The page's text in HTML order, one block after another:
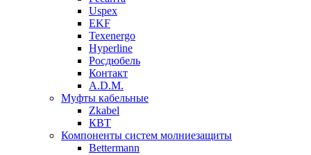
Uspex
EKF
Texenergo
Hyperline
Росдюбель
Контакт
A.D.M.
Муфты кабельные
Zkabel
КВТ
Компоненты систем молниезащиты
Bettermann